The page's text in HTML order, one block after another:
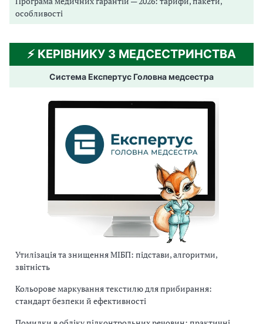
особливості
⚡️ КЕРІВНИКУ З МЕДСЕСТРИНСТВА
Система Експертус Головна медсестра
Утилізація та знищення МІБП: підстави, алгоритми,
звітність
Кольорове маркування текстилю для прибирання:
стандарт безпеки й ефективності